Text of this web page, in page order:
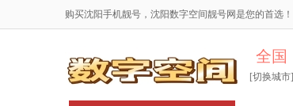
购买沈阳手机靓号，沈阳数字空间靓号网是您的首选！
全国
[切换城市]